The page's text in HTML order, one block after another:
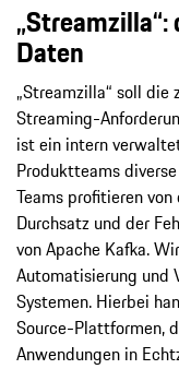
Daten
„Streamzilla“ soll
Streaming-
ist ein intern
Produktteams
Teams profitieren
Durchsatz und der
von Apache Kafka.
Automatisierung und
Systemen. Hierbei
Source-Plattformen,
Anwendungen in